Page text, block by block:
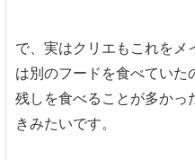
で、実はクリエもこれを
は別のフードを食べてい
残しを食べることが多か
きみたいです。